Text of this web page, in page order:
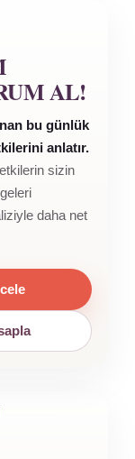
AL!
bu günlük
anlatır.
sizin
daha net